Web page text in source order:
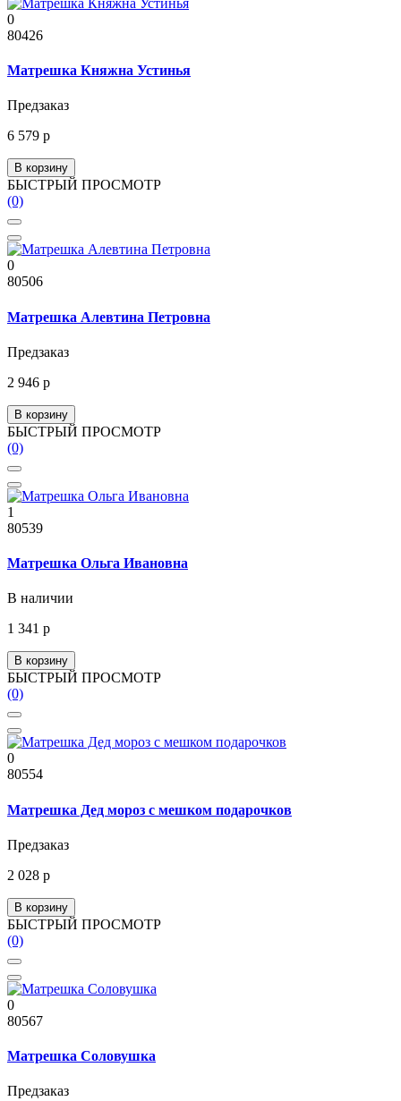
0
80426
Матрешка Княжна Устинья
Предзаказ
6 579 р
В корзину
БЫСТРЫЙ ПРОСМОТР
(0)
0
80506
Матрешка Алевтина Петровна
Предзаказ
2 946 р
В корзину
БЫСТРЫЙ ПРОСМОТР
(0)
1
80539
Матрешка Ольга Ивановна
В наличии
1 341 р
В корзину
БЫСТРЫЙ ПРОСМОТР
(0)
0
80554
Матрешка Дед мороз с мешком подарочков
Предзаказ
2 028 р
В корзину
БЫСТРЫЙ ПРОСМОТР
(0)
0
80567
Матрешка Соловушка
Предзаказ